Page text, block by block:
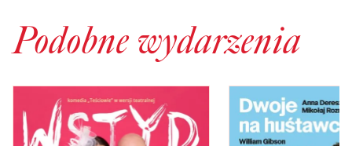
Podobne wydarzenia